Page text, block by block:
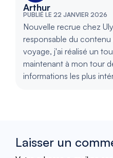
Arthur
PUBLIÉ LE 22 JANVIER 2026
Nouvelle recrue chez
responsable du contenu
voyage, j'ai réalisé un
maintenant à mon tour
informations les plus
Laisser un